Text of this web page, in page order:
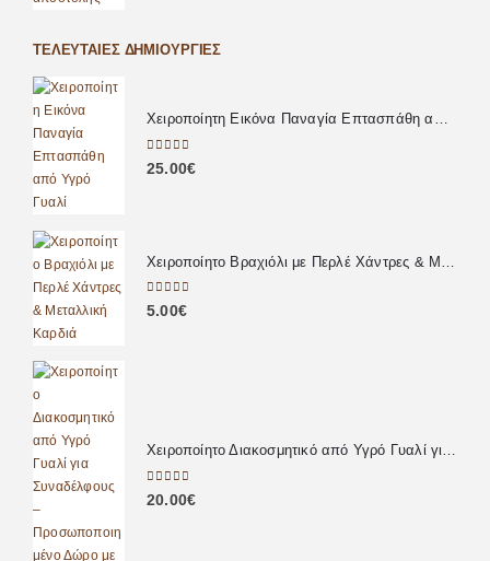
ΤΕΛΕΥΤΑΊΕΣ ΔΗΜΙΟΥΡΓΊΕΣ
Χειροποίητη Εικόνα Παναγία Επτασπάθη από Υγρό Γυαλί
0out of 5
25.00€
0 out of 5
5.00€
Χειροποίητο Διακοσμητικό από Υγρό Γυαλί για Συναδέλφους – Προσωποποιημένο Δώρο με Αφιέρωση
0out of 5
20.00€